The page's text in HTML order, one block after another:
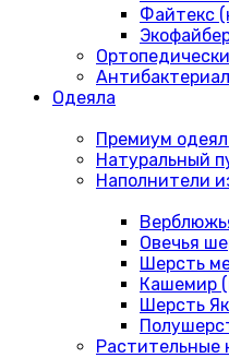
Файтекс
Одеяла
Премиум
Натуральный
Наполнители
Овечья
Шерсть
Кашемир
Шерсть
Растительные